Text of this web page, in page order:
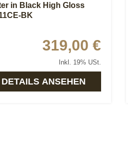
in Black High Gloss
BK
319,00 €
Inkl. 19% USt.
DETAILS ANSEHEN